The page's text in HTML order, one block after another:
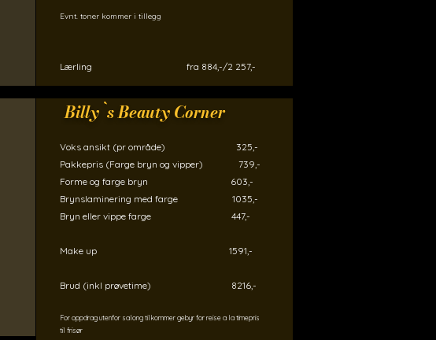
Evnt. toner kommer i tillegg
Lærling fra 884,-/2 257,-
Billy`s Beauty Corner
Voks ansikt (pr område) 325,-
Pakkepris (Farge bryn og vipper) 739,-
Forme og farge bryn 603,-
Brynslaminering med farge 1035,-
Bryn eller vippe farge 447,-​
Make up 1591,-
Brud (inkl prøvetime) 8216,-
For oppdrag utenfor salong tilkommer gebyr for reise a la timepris
til frisør